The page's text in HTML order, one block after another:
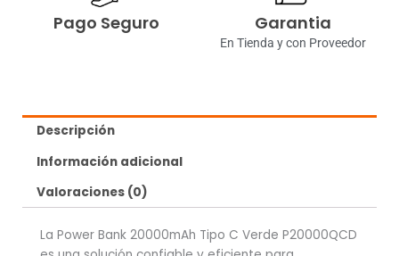
Pago Seguro Garantia
En Tienda y con Proveedor
Descripción
Información adicional
Valoraciones (0)
La Power Bank 20000mAh Tipo C Verde P20000QCD